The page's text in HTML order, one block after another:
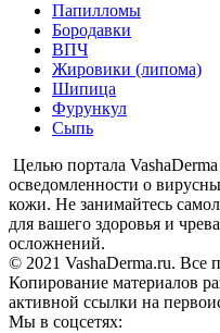
Папилломы
Бородавки
ВПЧ
Жировики (липома)
Шипица
Фурункул
Сыпь
Целью портала
осведомленности о
кожи. Не занимайтесь
для вашего здоровья и
осложнений.
© 2021 VashaDerma.ru. Все
Копирование материалов
активной ссылки на
Мы в соцсетях: